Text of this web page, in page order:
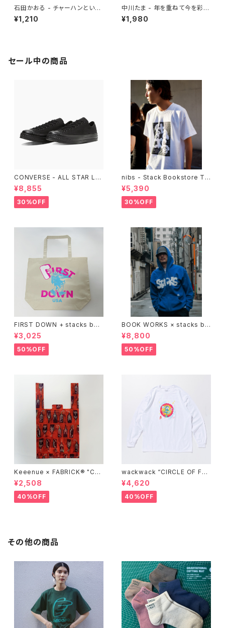
石田かおる - チャーハンという
迷宮 なぜ国民食になったのか
¥1,210
中川たま - 年を重ねて今を彩る
暦の手仕事
¥1,980
セール中の商品
CONVERSE - ALL STAR LG
CY OX （ALL BLACK)
¥8,855
30%OFF
nibs - Stack Bookstore Te
e
¥5,390
30%OFF
FIRST DOWN + stacks boo
kstore BIG TOTE
¥3,025
50%OFF
BOOK WORKS × stacks bo
okstore "Jimbocho Beat Li
brary zip up hood"
¥8,800
50%OFF
Keeenue × FABRICK®︎ "CO
MPACT SHOPPING BAG" st
acks Exclusive model
¥2,508
40%OFF
wackwack “CIRCLE OF FRI
ENDS” L/S TEE
¥4,620
40%OFF
その他の商品